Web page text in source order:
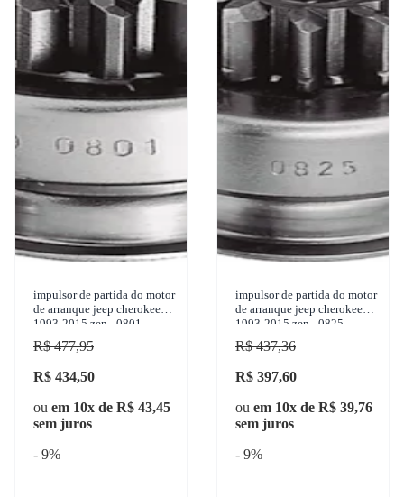
impulsor de partida do motor
de arranque jeep cherokee
1993-2015 zen - 0801
R$ 477,95
R$ 434,50
ou em 10x de R$ 43,45
sem juros
- 9%
impulsor de partida do motor
de arranque jeep cherokee
1993-2015 zen - 0825
R$ 437,36
R$ 397,60
ou em 10x de R$ 39,76
sem juros
- 9%